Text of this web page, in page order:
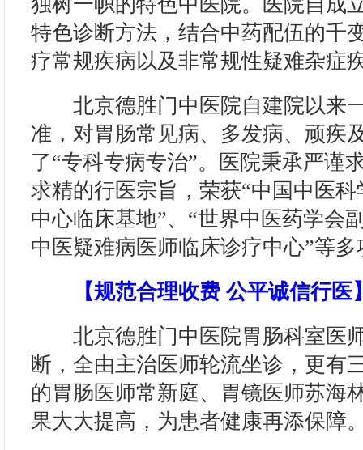
特色诊断方法，结合中药配伍的千
疗常规疾病以及非常规性疑难杂症
北京德胜门中医院自建院以来
准，对胃肠常见病、多发病、顽疾
了“专科专病专治”。医院秉承严谨
求精的行医宗旨，荣获“中国中医
中心临床基地”、“世界中医药学会
中医疑难病医师临床诊疗中心”等
【规范合理收费 公平诚信行医
北京德胜门中医院胃肠科室医
断，全由主治医师轮流坐诊，更有
的胃肠医师常新庭、胃镜医师苏海
果大大提高，为患者健康再添保障